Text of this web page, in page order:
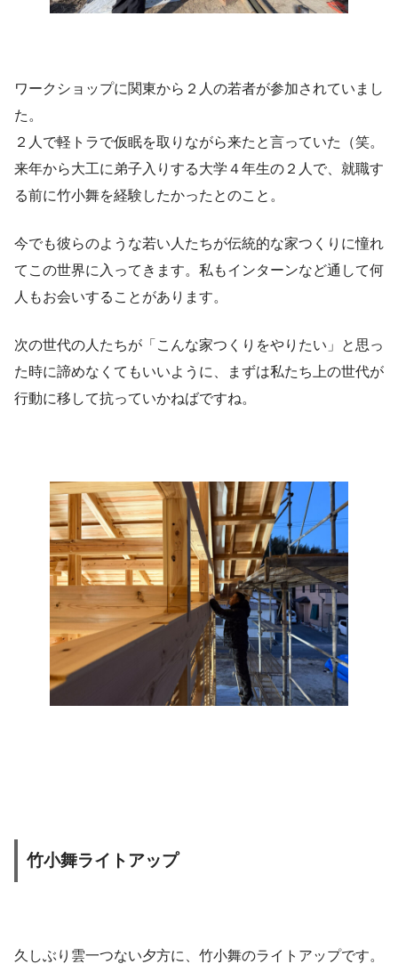
ワークショップに関東から２人の若者が参加されていまし
た。
２人で軽トラで仮眠を取りながら来たと言っていた（笑。
来年から大工に弟子入りする大学４年生の２人で、就職す
る前に竹小舞を経験したかったとのこと。
今でも彼らのような若い人たちが伝統的な家つくりに憧れ
てこの世界に入ってきます。私もインターンなど通して何
人もお会いすることがあります。
次の世代の人たちが「こんな家つくりをやりたい」と思っ
た時に諦めなくてもいいように、まずは私たち上の世代が
行動に移して抗っていかねばですね。
竹小舞ライトアップ
久しぶり雲一つない夕方に、竹小舞のライトアップです。